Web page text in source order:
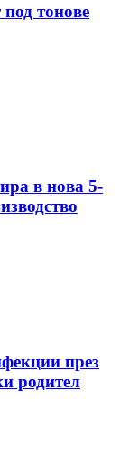
тонове
в нова 5-
през
родител